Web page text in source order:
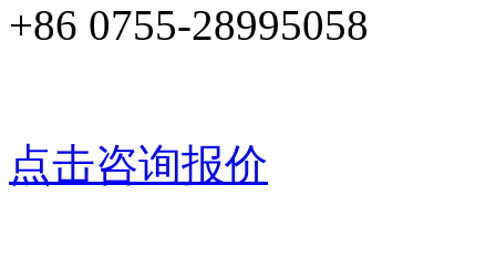
+86 0755-28995058
点击咨询报价